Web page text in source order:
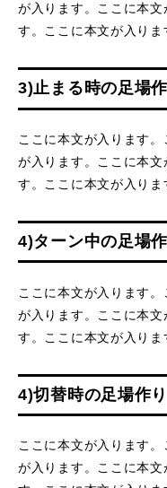
が入ります。ここに本
す。ここに本文が入りま
3)止まる時の足場
ここに本文が入ります
が入ります。ここに本
す。ここに本文が入りま
4)ターン中の足場
ここに本文が入ります
が入ります。ここに本
す。ここに本文が入りま
4)切替時の足場作り
ここに本文が入ります
が入ります。ここに本